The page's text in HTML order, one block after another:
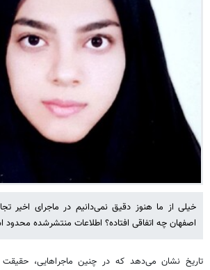
خیلی از ما هنوز دقیق نمی‌دانیم در ماجرای اخیر
اصفهان چه اتفاقی افتاده؟ اطلاعات منتشرشده
تاریخ نشان می‌دهد که در چنین ماجراهایی،